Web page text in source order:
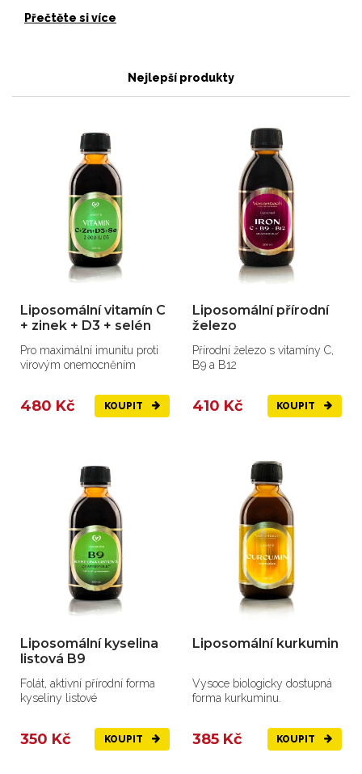
Přečtěte si více
Nejlepší produkty
Liposomální vitamín C
+ zinek + D3 + selén
Pro maximální imunitu proti
virovým onemocněním
480 Kč KOUPIT
Liposomální přírodní
železo
Přírodní železo s vitamíny C,
B9 a B12
410 Kč KOUPIT
Liposomální kyselina
listová B9
Folát, aktivní přírodní forma
kyseliny listové
350 Kč KOUPIT
Liposomální kurkumin
Vysoce biologicky dostupná
forma kurkuminu.
385 Kč KOUPIT